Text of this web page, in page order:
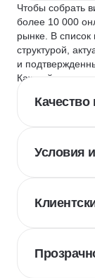
Чтобы собрать
более 10 000
рынке. В
структурой,
и
Каждый курс и
Условия